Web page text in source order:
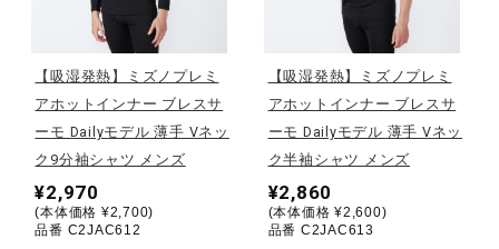
アウトドア／レイン
サポーター
健康／エクササイズ
【吸湿発熱】ミズノプレミ
アホットインナー ブレスサ
ーモ Dailyモデル 薄手 Vネッ
ク9分袖シャツ メンズ
¥2,970
(本体価格 ¥2,700)
品番 C2JAC612
【吸湿発熱】ミズノプレミ
アホットインナー ブレスサ
ーモ Dailyモデル 薄手 Vネッ
ク半袖シャツ メンズ
¥2,860
(本体価格 ¥2,600)
品番 C2JAC613